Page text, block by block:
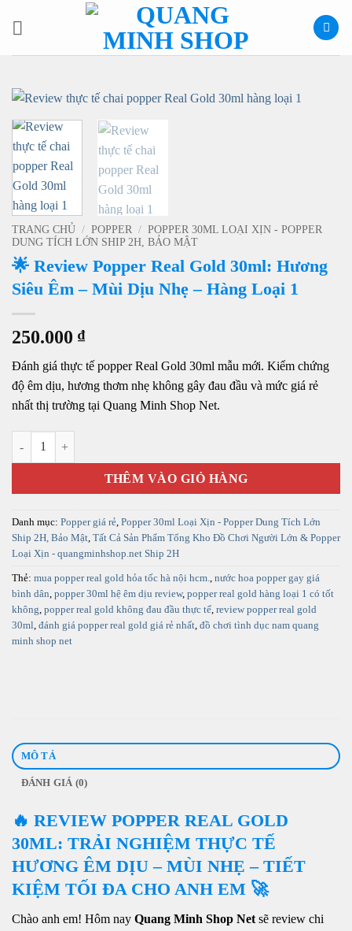
TRANG CHỦ / POPPER / POPPER 30ML LOẠI XỊN - POPPER
DUNG TÍCH LỚN SHIP 2H, BẢO MẬT
🌟 Review Popper Real Gold 30ml: Hương
Siêu Êm – Mùi Dịu Nhẹ – Hàng Loại 1
250.000 ₫
Đánh giá thực tế popper Real Gold 30ml mẫu mới. Kiểm chứng
độ êm dịu, hương thơm nhẹ không gây đau đầu và mức giá rẻ
nhất thị trường tại Quang Minh Shop Net.
🌟 Review Popper Real Gold 30ml: Hương Siêu Êm - Mùi Dịu Nhẹ -
THÊM VÀO GIỎ HÀNG
Danh mục: Popper giá rẻ, Popper 30ml Loại Xịn - Popper Dung Tích Lớn
Ship 2H, Bảo Mật, Tất Cả Sản Phẩm Tổng Kho Đồ Chơi Người Lớn & Popper
Loại Xịn - quangminhshop.net Ship 2H
Thẻ: mua popper real gold hỏa tốc hà nội hcm., nước hoa popper gay giá
bình dân, popper 30ml hệ êm dịu review, popper real gold hàng loại 1 có tốt
không, popper real gold không đau đầu thực tế, review popper real gold
30ml, đánh giá popper real gold giá rẻ nhất, đồ chơi tình dục nam quang
minh shop net
MÔ TẢ
ĐÁNH GIÁ (0)
🔥 REVIEW POPPER REAL GOLD
30ML: TRẢI NGHIỆM THỰC TẾ
HƯƠNG ÊM DỊU – MÙI NHẸ – TIẾT
KIỆM TỐI ĐA CHO ANH EM 🚀
Chào anh em! Hôm nay Quang Minh Shop Net sẽ review chi